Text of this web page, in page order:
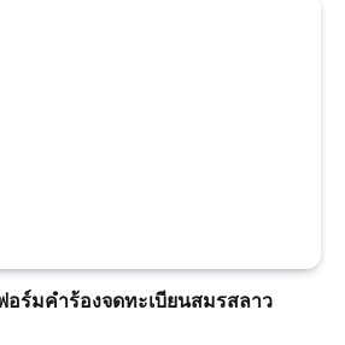
ร์มคำร้องจดทะเบียนสมรสลาว